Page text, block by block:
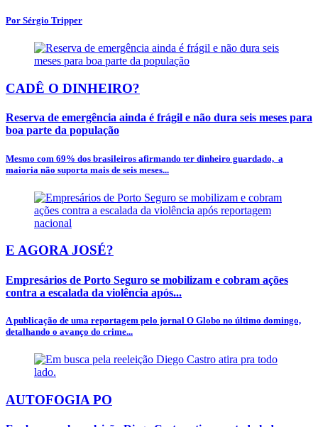
Por Sérgio Tripper
CADÊ O DINHEIRO?
Reserva de emergência ainda é frágil e não dura seis meses para
boa parte da população
Mesmo com 69% dos brasileiros afirmando ter dinheiro guardado, a
maioria não suporta mais de seis meses...
E AGORA JOSÉ?
Empresários de Porto Seguro se mobilizam e cobram ações
contra a escalada da violência após...
A publicação de uma reportagem pelo jornal O Globo no último domingo,
detalhando o avanço do crime...
AUTOFOGIA PO